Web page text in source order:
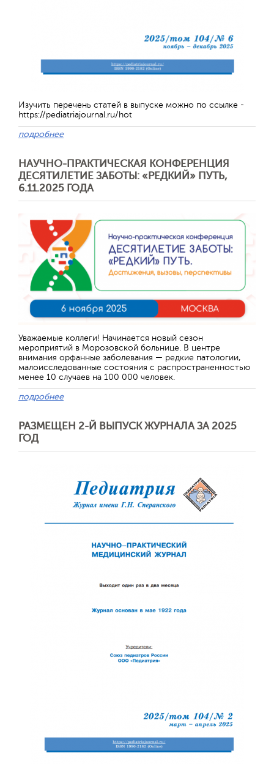
Изучить перечень статей в выпуске можно по ссылке -
https://pediatriajournal.ru/hot
подробнее
НАУЧНО-ПРАКТИЧЕСКАЯ КОНФЕРЕНЦИЯ
ДЕСЯТИЛЕТИЕ ЗАБОТЫ: «РЕДКИЙ» ПУТЬ,
6.11.2025 ГОДА
Уважаемые коллеги! Начинается новый сезон
мероприятий в Морозовской больнице. В центре
внимания орфанные заболевания — редкие патологии,
малоисследованные состояния с распространенностью
менее 10 случаев на 100 000 человек.
подробнее
РАЗМЕЩЕН 2-Й ВЫПУСК ЖУРНАЛА ЗА 2025
ГОД
Обратная
Отправить